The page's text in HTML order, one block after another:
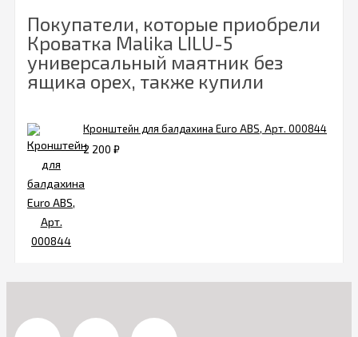
Покупатели, которые приобрели
Кроватка Malika LILU-5
универсальный маятник без
ящика орех, также купили
Кронштейн для балдахина Euro ABS, Арт. 000844
2 200 ₽